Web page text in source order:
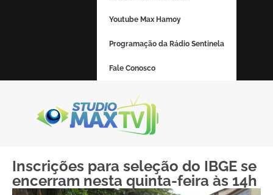
Youtube Max Hamoy
Programação da Rádio Sentinela
Fale Conosco
Inscrições para seleção do IBGE se
encerram nesta quinta-feira às 14h